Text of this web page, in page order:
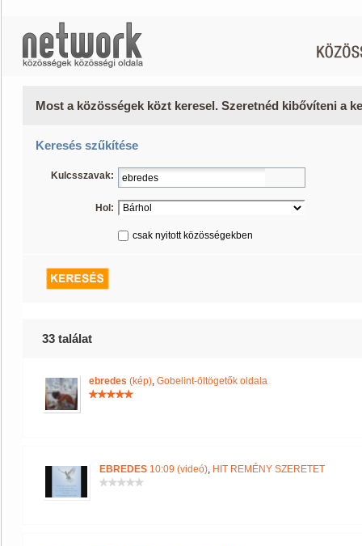
Most a közösségek közt keresel. Szeretnéd kibővíteni a
Keresés szűkítése
Kulcsszavak:
Hol:
csak nyitott közösségekben
33 találat
ebredes (kép), Gobelint-öltögetők oldala
EBREDES 10:09 (videó), HIT REMÉNY SZERETET